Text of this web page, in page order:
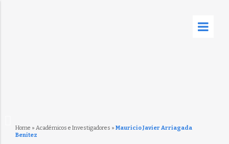
Home » Académicos e Investigadores » Mauricio Javier Arriagada
Benitez